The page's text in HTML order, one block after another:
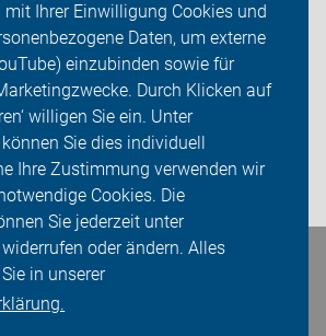
mit Ihrer Einwilligung Cookies und
Daten, um externe
einzubinden sowie für
Durch Klicken auf
willigen Sie ein. Unter
können Sie dies individuell
Ihre Zustimmung verwenden wir
Cookies. Die
Sie jederzeit unter
widerrufen oder ändern. Alles
in unserer